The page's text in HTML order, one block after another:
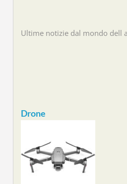
Ultime notizie dal mondo dell
Drone